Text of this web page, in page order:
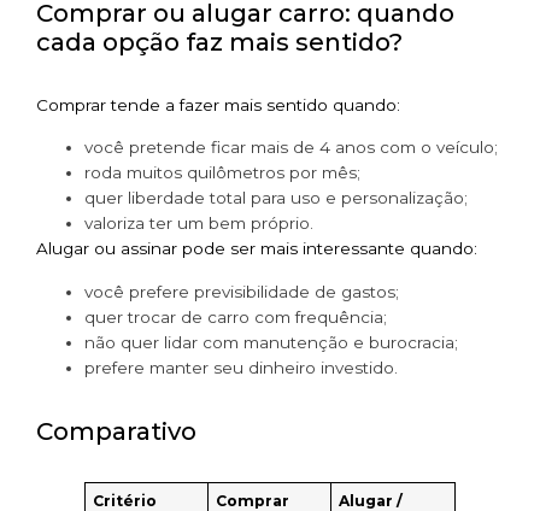
Comprar ou alugar carro: quando
cada opção faz mais sentido?
Comprar tende a fazer mais sentido quando:
você pretende ficar mais de 4 anos com o veículo;
roda muitos quilômetros por mês;
quer liberdade total para uso e personalização;
valoriza ter um bem próprio.
Alugar ou assinar pode ser mais interessante quando:
você prefere previsibilidade de gastos;
quer trocar de carro com frequência;
não quer lidar com manutenção e burocracia;
prefere manter seu dinheiro investido.
Comparativo
Critério
Comprar
Alugar /